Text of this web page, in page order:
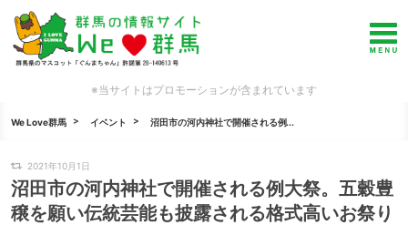
※当サイトはプロモーションが含まれています
We Love群馬 イベント 沼田市の河内神社で開催される例...
2021年10月1日
沼田市の河内神社で開催される例大祭。五穀豊
穣を願い伝統芸能も披露される格式高いお祭り